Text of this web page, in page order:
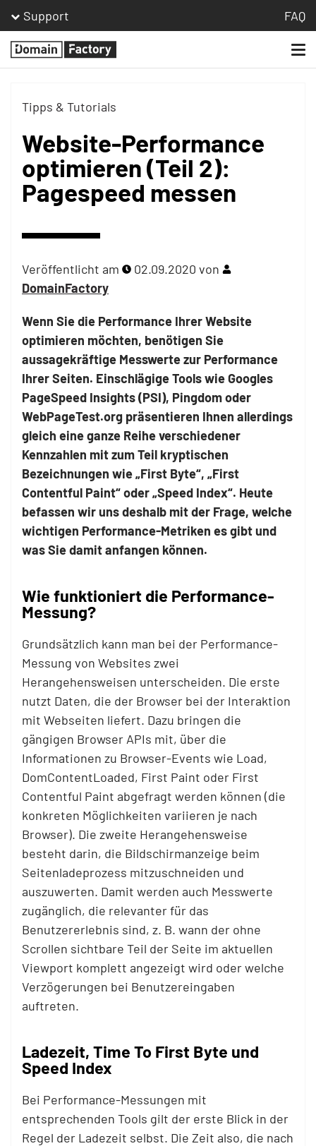
Support FAQ
Homepage
Tipps & Tutorials
Website-Performance
optimieren (Teil 2):
Pagespeed messen
Veröffentlicht am 02.09.2020 von
DomainFactory
Wenn Sie die Performance Ihrer Website
optimieren möchten, benötigen Sie
aussagekräftige Messwerte zur Performance
Ihrer Seiten. Einschlägige Tools wie Googles
PageSpeed Insights (PSI), Pingdom oder
WebPageTest.org präsentieren Ihnen allerdings
gleich eine ganze Reihe verschiedener
Kennzahlen mit zum Teil kryptischen
Bezeichnungen wie „First Byte“, „First
Contentful Paint“ oder „Speed Index“. Heute
befassen wir uns deshalb mit der Frage, welche
wichtigen Performance-Metriken es gibt und
was Sie damit anfangen können.
Wie funktioniert die Performance-
Messung?
Grundsätzlich kann man bei der Performance-
Messung von Websites zwei
Herangehensweisen unterscheiden. Die erste
nutzt Daten, die der Browser bei der Interaktion
mit Webseiten liefert. Dazu bringen die
gängigen Browser APIs mit, über die
Informationen zu Browser-Events wie Load,
DomContentLoaded, First Paint oder First
Contentful Paint abgefragt werden können (die
konkreten Möglichkeiten variieren je nach
Browser). Die zweite Herangehensweise
besteht darin, die Bildschirmanzeige beim
Seitenladeprozess mitzuschneiden und
auszuwerten. Damit werden auch Messwerte
zugänglich, die relevanter für das
Benutzererlebnis sind, z. B. wann der ohne
Scrollen sichtbare Teil der Seite im aktuellen
Viewport komplett angezeigt wird oder welche
Verzögerungen bei Benutzereingaben
auftreten.
Ladezeit, Time To First Byte und
Speed Index
Bei Performance-Messungen mit
entsprechenden Tools gilt der erste Blick in der
Regel der Ladezeit selbst. Die Zeit also, die nach